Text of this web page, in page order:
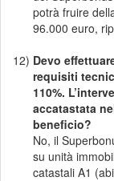
potrà fruire
96.000 euro,
12) Devo
requisiti
110%.
accatastata
beneficio?
No, il
su unità
catastali A1